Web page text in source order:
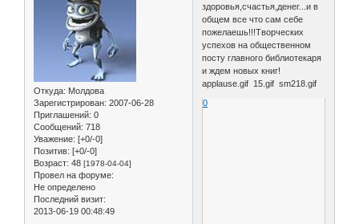
Откуда: Молдова
Зарегистрирован: 2007-06-28
Приглашений: 0
Сообщений: 718
Уважение: [+0/-0]
Позитив: [+0/-0]
Возраст: 48 [1978-04-04]
Провел на форуме:
Не определено
Последний визит:
2013-06-19 00:48:49
здоровья,счастья,денег...и в
общем все что сам себе
пожелаешь!!!Творческих
успехов на общественном
посту главного библиотекаря
и ждем новых книг!
applause.gif 15.gif sm218.gif
0